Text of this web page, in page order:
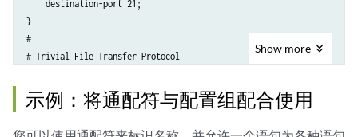
    destination-port 21;
}
#
# Trivial File Transfer Protocol
application junos-ftp-data {
    application-protocol ftp-data;
    protocol tcp;
Show more
示例：将通配符与配置组配合使用